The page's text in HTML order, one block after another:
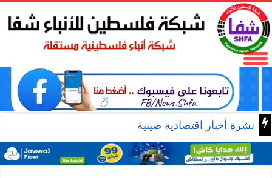
نشرة أخبار اقتصادية صينية